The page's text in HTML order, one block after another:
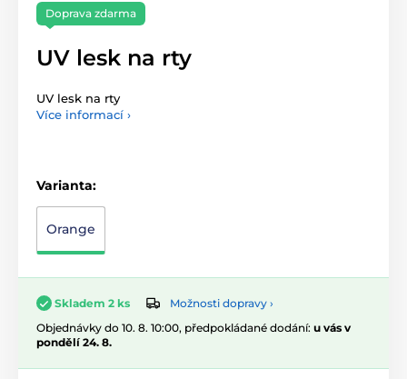
Doprava zdarma
UV lesk na rty
UV lesk na rty
Více informací ›
Varianta:
Orange
Skladem 2 ks
Možnosti dopravy ›
Objednávky do 10. 8. 10:00, předpokládané dodání: u vás v
pondělí 24. 8.